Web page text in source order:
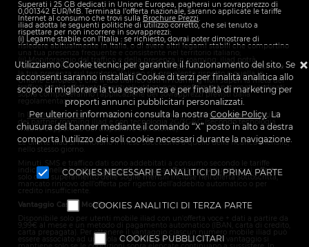
Superati i 25 GB dedicati in Unione Europea, pagherai un sovrapprezzo di
0,001342 EUR/MB. Terminata l’offerta nazionale, saranno applicate le tariffe
Internet al consumo che trovi sulla Brochure Prezzi
iliad adotta le seguenti politiche di utilizzo corretto, che sei tenuto a
rispettare per non incorrere in sovrapprezzi:
(i) Legame stabile con l’Italia : se richiesto, dovrai poter dimostrare di
risiedere abitualmente in Italia, o di avere altri legami stabili che comportino
una tua presenza frequente e consistente nel territorio italiano;
(ii) Monitoraggio del traffico e della presenza in roaming: iliad potrà
monitorare, con indicatori oggettivi e per un periodo di almeno 4 mesi, che
la tua presenza sul territorio italiano sia prevalente rispetto a quella in
Unione Europea, e che il tuo traffico dati in roaming non superi la metà del
traffico totale effettuato Eventuali utilizzi non conformi ai parametri indicati
sopra comporteranno l’applicazione dei sovrapprezzi previsti dalla
regolamentazione.
In
Unione Europeail servizio viene fornito in base alla copertura territoriale
dei partner roaming iliad e con tecnologia 2G/3G/4G (secondo tecnologia
mobile supportata dal dispositivo dell’utente).
Le offerte iliad si rinnovano il mese successivo a quello della ricarica mensile,
nello stesso giorno.
Minuti, SMS e traffico dati sono addebitati a consumo secondo le tariffe
indicate nellabrochure prezzidi ciascuna offerta nei seguenti casi: offerte
solo dati, superamento delle soglie mensili incluse nell’offerta sottoscritta,
mancato rinnovo dell’offerta per rigetto dell’addebito automatico o per
credito insufficiente.
Vantaggio Casa + Mobile
Disponibile solo per utenti mobile iliad con un'offerta voce + dati a partire da
9,99€ al mese e un metodo di pagamento automatico (IBAN, carta di credito,
carta prepagata). Per ottenere il vantaggio ciascun numero mobile iliad può
essere associato ad una sola offerta fibra o 5G BOX CASA. Il vantaggio si
Utilizziamo Cookie tecnici per garantire il funzionamento del sito. Se
acconsenti saranno installati Cookie di terzi per finalità analitica allo
scopo di migliorare la tua esperienza e per finalità di marketing per
proporti annunci pubblicitari personalizzati.
Per ulteriori informazioni consulta la nostraCookie Policy. La
chiusura del banner mediante il comando “X” posto in alto a destra
comporta l'utilizzo dei soli cookie necessari durante la navigazione.
COOKIES NECESSARI E ANALITICI DI PRIMA PARTE
COOKIES ANALITICI DI TERZA PARTE
COOKIES PUBBLICITARI